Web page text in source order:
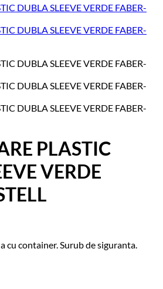
PLASTIC
VERDE
cu container. Surub de siguranta.